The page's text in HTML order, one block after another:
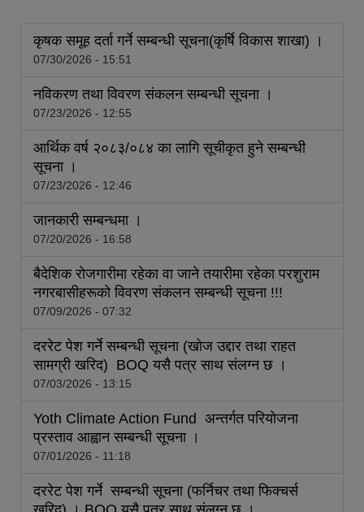
कृषक समूह दर्ता गर्ने सम्बन्धी सूचना(कृर्षि विकास शाखा) ।
07/30/2026 - 15:51
नविकरण तथा विवरण संकलन सम्बन्धी सूचना ।
07/23/2026 - 12:55
आर्थिक वर्ष २०८३/०८४ का लागि सूचीकृत हुने सम्बन्धी
सूचना ।
07/23/2026 - 12:46
जानकारी सम्बन्धमा ।
07/20/2026 - 16:58
बैदेशिक रोजगारीमा रहेका वा जाने तयारीमा रहेका परशुराम
नगरबासीहरूको विवरण संकलन सम्बन्धी सूचना !!!
07/09/2026 - 07:32
दररेट पेश गर्ने सम्बन्धी सूचना (खोज उद्दार तथा राहत
सामग्री खरिद) BOQ यसै पत्र साथ संलग्‍न छ ।
07/03/2026 - 13:15
Yoth Climate Action Fund अन्तर्गत परियोजना
प्रस्ताव आह्वान सम्बन्धी सूचना ।
07/01/2026 - 11:18
दररेट पेश गर्ने सम्बन्धी सूचना (फर्निचर तथा फिक्‍चर्स